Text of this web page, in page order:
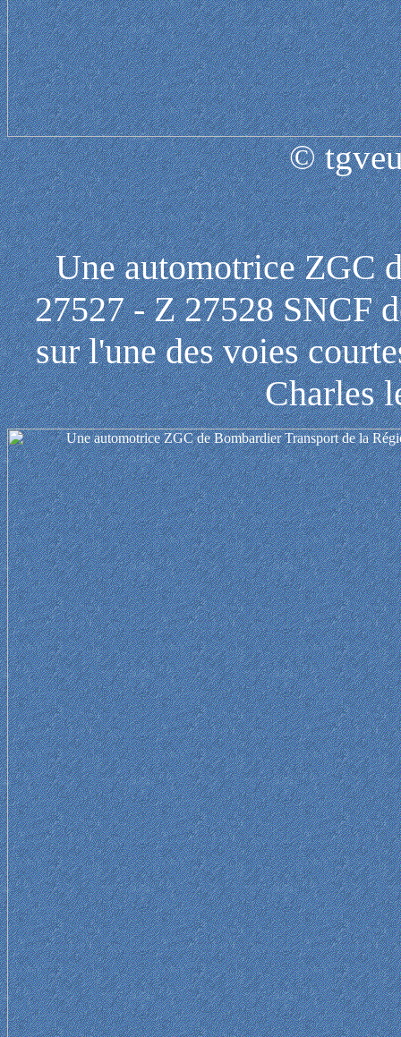
©
Une automotrice ZGC
27527 - Z 27528 SNCF
sur l'une des voies
Charles